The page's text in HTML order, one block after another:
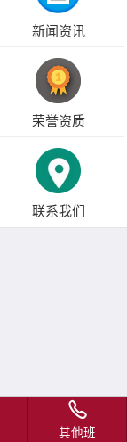
新闻资讯
荣誉资质
联系我们
其他班